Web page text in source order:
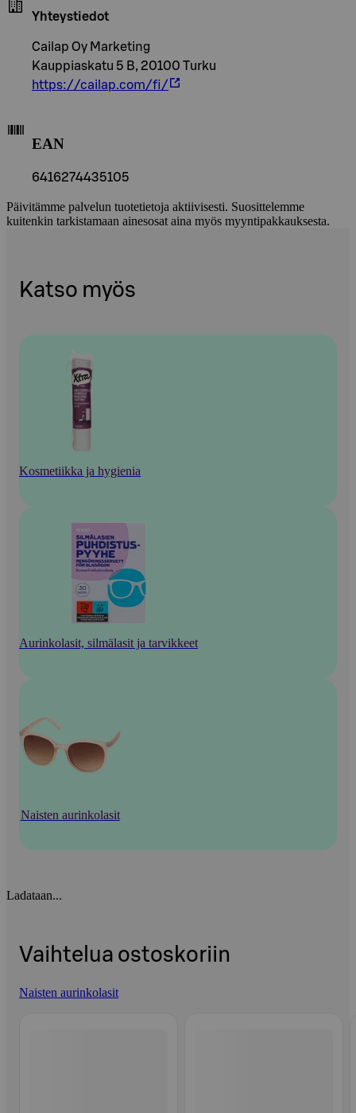
Yhteystiedot
Cailap Oy Marketing
Kauppiaskatu 5 B, 20100 Turku
https://cailap.com/fi/
EAN
6416274435105
Päivitämme palvelun tuotetietoja aktiivisesti. Suosittelemme
kuitenkin tarkistamaan ainesosat aina myös myyntipakkauksesta.
Katso myös
Kosmetiikka ja hygienia
Aurinkolasit, silmälasit ja tarvikkeet
Naisten aurinkolasit
Ladataan...
Vaihtelua ostoskoriin
Naisten aurinkolasit